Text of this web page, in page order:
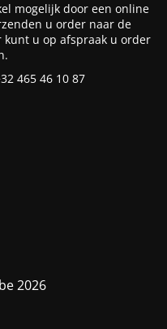
mogelijk door een online
u order naar de
kunt u op afspraak u order
465 46 10 87
2026